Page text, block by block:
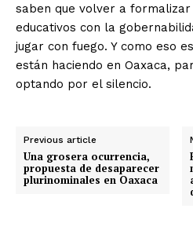
saben que volver a
educativos con la
jugar con fuego. Y como eso
están haciendo en Oaxaca,
optando por el silencio.
Previous article
Una grosera ocurrencia,
propuesta de desaparecer
plurinominales en Oaxaca